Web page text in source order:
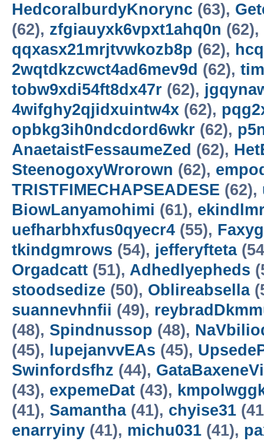
HedcoralburdyKnorync (63),
(62), zfgiauyxk6vpxt1ahq0n (62),
qqxasx21mrjtvwkozb8p (62),
2wqtdkzcwct4ad6mev9d (62),
tobw9xdi54ft8dx47r (62),
4wifghy2qjidxuintw4x (62),
opbkg3ih0ndcdord6wkr (62),
AnaetaistFessaumeZed (62),
SteenogoxyWrorown (62),
TRISTFIMECHAPSEADESE (62),
BiowLanyamohimi (61),
uefharbhxfus0qyecr4 (55),
tkindgmrows (54), jefferyfteta
Orgadcatt (51), Adhedlyepheds
stoodsedize (50), Oblireabsella
suannevhnfii (49),
(48), Spindnussop (48),
(45),
lupejanvvEAs (45),
Swinfordsfhz (44),
(43), expemeDat (43),
(41), Samantha(41), chyise31
enarryiny (41), michu031 (41),